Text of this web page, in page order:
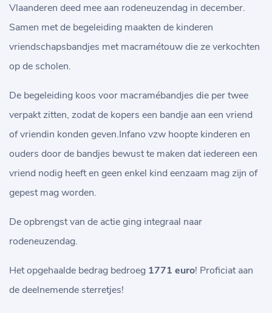
Vlaanderen deed mee aan rodeneuzendag in december.
Samen met de begeleiding maakten de kinderen
vriendschapsbandjes met macramétouw die ze verkochten
op de scholen.
De begeleiding koos voor macramébandjes die per twee
verpakt zitten, zodat de kopers een bandje aan een vriend
of vriendin konden geven.Infano vzw hoopte kinderen en
ouders door de bandjes bewust te maken dat iedereen een
vriend nodig heeft en geen enkel kind eenzaam mag zijn of
gepest mag worden.
De opbrengst van de actie ging integraal naar
rodeneuzendag.
Het opgehaalde bedrag bedroeg 1771 euro! Proficiat aan
de deelnemende sterretjes!